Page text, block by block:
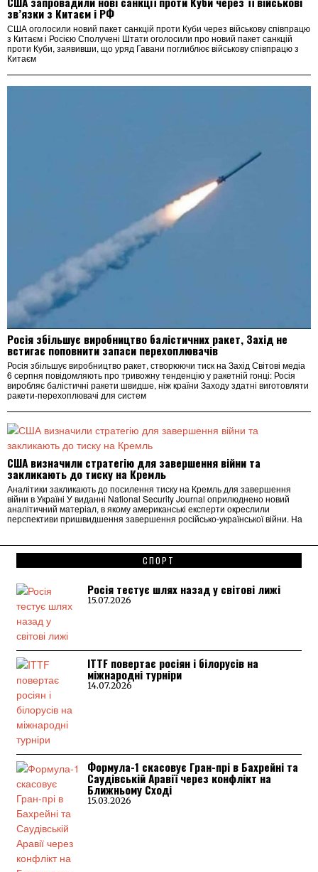
зв’язки з Китаєм і РФ
США оголосили новий пакет санкцій проти Куби через військову співпрацю
з Китаєм і Росією Сполучені Штати оголосили про новий пакет санкцій
проти Куби, заявивши, що уряд Гавани поглиблює військову співпрацю з
Китаєм
Росія збільшує виробництво балістичних ракет, Захід не
встигає поповнити запаси перехоплювачів
Росія збільшує виробництво ракет, створюючи тиск на Захід Світові медіа
6 серпня повідомляють про тривожну тенденцію у ракетній гонці: Росія
виробляє балістичні ракети швидше, ніж країни Заходу здатні виготовляти
ракети-перехоплювачі для систем
США визначили стратегію для завершення війни та
закликають до тиску на Кремль
Аналітики закликають до посилення тиску на Кремль для завершення
війни в Україні У виданні National Security Journal оприлюднено новий
аналітичний матеріал, в якому американські експерти окреслили
перспективи пришвидшення завершення російсько-української війни. На
СПОРТ
Росія тестує шлях назад у світові лижі
15.07.2026
ITTF повертає росіян і білорусів на
міжнародні турніри
14.07.2026
Формула-1 скасовує Гран-прі в Бахрейні та
Саудівській Аравії через конфлікт на
Ближньому Сході
15.03.2026